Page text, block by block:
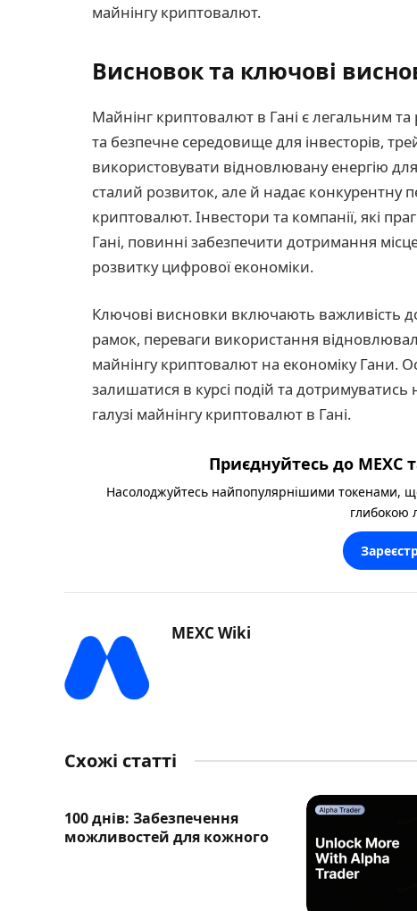
майнінгу криптовалют.
Висновок та ключові
Майнінг криптовалют в Гані є легальним
та безпечне середовище для інвесторів,
використовувати відновлювану енергію
сталий розвиток, але й надає конкурентну
криптовалют. Інвестори та компанії, які
Гані, повинні забезпечити дотримання
розвитку цифрової економіки.
Ключові висновки включають важливість
рамок, переваги використання
майнінгу криптовалют на економіку Гани.
залишатися в курсі подій та
галузі майнінгу криптовалют в Гані.
Приєднуйтесь до MEXC
Насолоджуйтесь найпопулярнішими токенами,
глибокою
MEXC Wiki
Схожі статті
100 днів: Забезпечення
можливостей для кожного